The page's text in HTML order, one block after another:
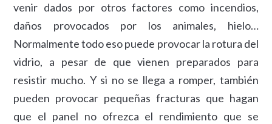
venir dados por otros factores como incendios,
daños provocados por los animales, hielo…
Normalmente todo eso puede provocar la rotura del
vidrio, a pesar de que vienen preparados para
resistir mucho. Y si no se llega a romper, también
pueden provocar pequeñas fracturas que hagan
que el panel no ofrezca el rendimiento que se